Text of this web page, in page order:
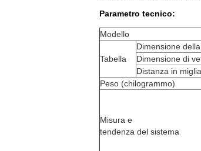
Parametro tecnico:
Modello
Tabella
Dimensione
Dimensione di
Distanza in
Peso (chilogrammo)
Misura e
tendenza del sistema